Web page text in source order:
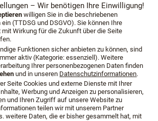
– Wir benötigen Ihre Einwilligung!
willigen Sie in die beschriebenen
(TTDSG und DSGVO). Sie können Ihre
mit Wirkung für die Zukunft über die Seite
Funktionen sicher anbieten zu können, sind
aktiv (Kategorie: essenziell). Weitere
Ihrer personenbezogenen Daten finden
und in unseren Datenschutzinformationen.
Seite Cookies und externe Dienste mit Ihrer
Werbung und Anzeigen zu personalisieren,
und Ihren Zugriff auf unsere Website zu
teilen wir mit unserem Partner
weitere Daten, die er bisher gesammelt hat, mit